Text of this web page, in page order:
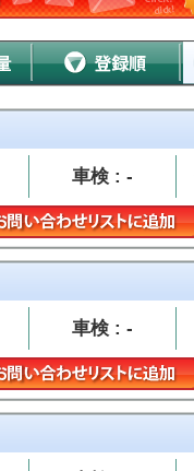
車検 : -
車検 : -